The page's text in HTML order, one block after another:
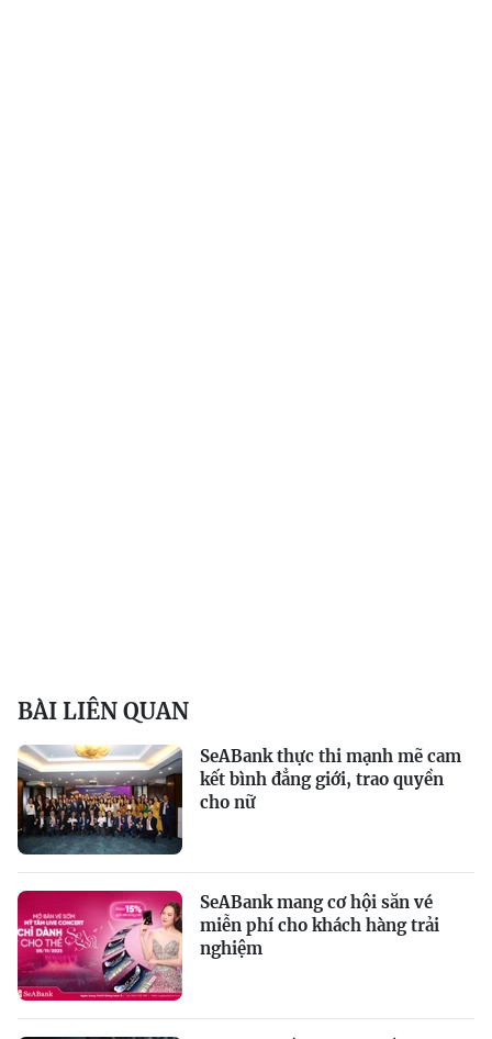
BÀI LIÊN QUAN
SeABank thực thi mạnh mẽ cam
kết bình đẳng giới, trao quyền
cho nữ
SeABank mang cơ hội săn vé
miễn phí cho khách hàng trải
nghiệm